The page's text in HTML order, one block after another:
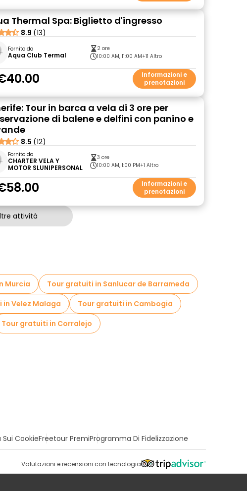
Thermal Spa: Biglietto d'ingresso
8.9 (13)
Fornito da
Aqua Club Termal
2 ore
10:00 AM, 11:00 AM+11 Altro
Informazioni e
prenotazioni
Tour in barca a vela di 3 ore per
di balene e delfini con panino e
8.5 (12)
Fornito da
CHARTER VELA Y
MOTOR SLUNIPERSONAL
3 ore
10:00 AM, 1:00 PM+1 Altro
Informazioni e
prenotazioni
attività
Murcia
Tour gratuiti in Sanlucar de Barrameda
Velez Malaga
Tour gratuiti in Cambogia
Tour gratuiti in Corralejo
CookieFreetour PremiProgramma Di Fidelizzazione
Valutazioni e recensioni con tecnologia